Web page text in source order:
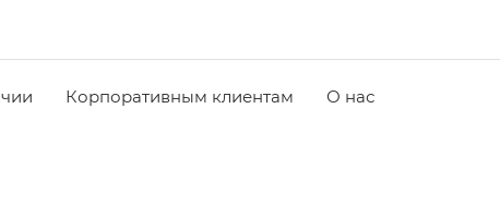
Корпоративным клиентам О нас